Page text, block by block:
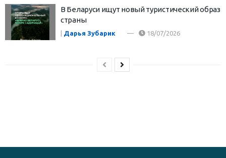
В Беларуси ищут новый туристический образ
страны
Дарья Зубарик 18/07/2026